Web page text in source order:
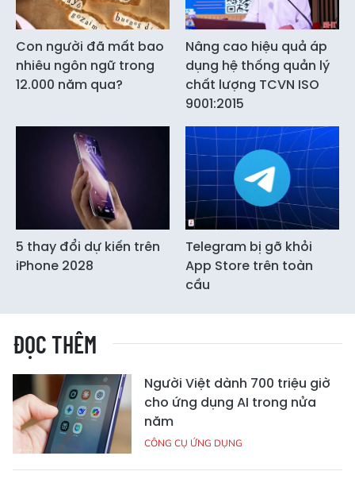
Con người đã mất bao
nhiêu ngôn ngữ trong
12.000 năm qua?
Nâng cao hiệu quả áp
dụng hệ thống quản lý
chất lượng TCVN ISO
9001:2015
5 thay đổi dự kiến trên
iPhone 2028
Telegram bị gỡ khỏi
App Store trên toàn
cầu
ĐỌC THÊM
Người Việt dành 700 triệu giờ
cho ứng dụng AI trong nửa
năm
CÔNG CỤ ỨNG DỤNG